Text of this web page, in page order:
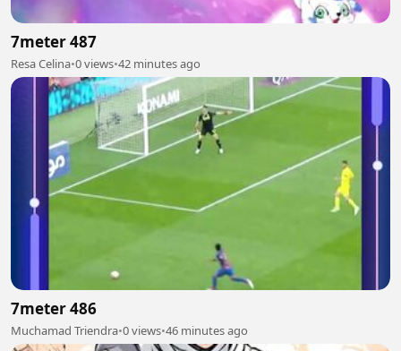
7meter 487
Resa Celina•0 views•42 minutes ago
7meter 486
Muchamad Triendra•0 views•46 minutes ago